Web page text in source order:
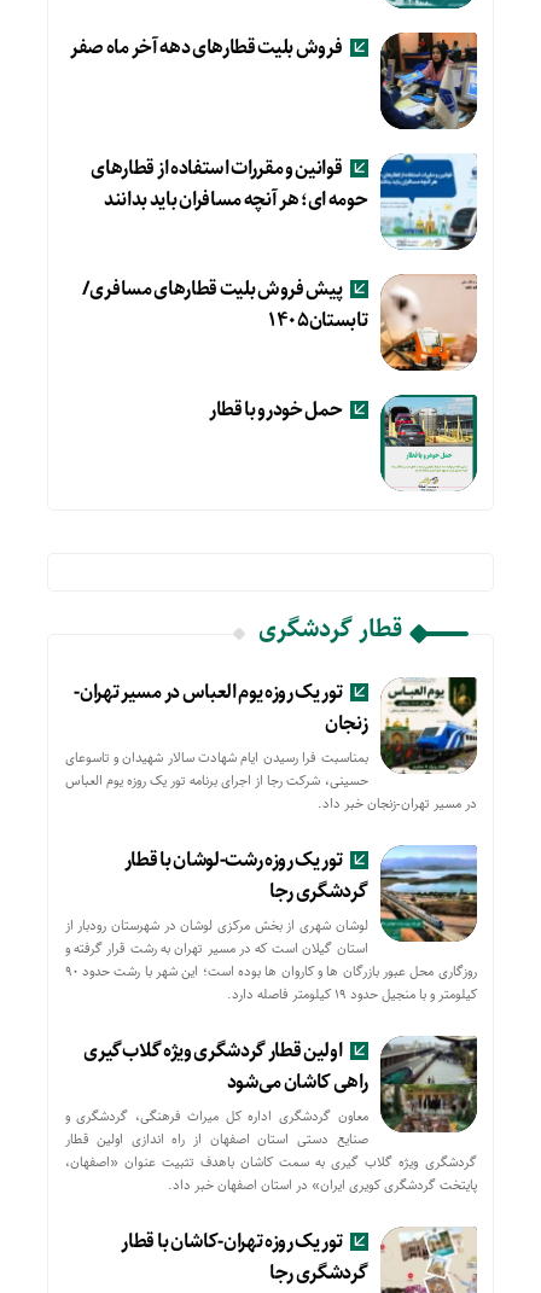
فروش بلیت قطارهای دهه آخر ماه صفر
قوانین و مقررات استفاده از قطارهای
حومه ای؛ هر آنچه مسافران باید بدانند
پیش فروش بلیت قطارهای مسافری/
تابستان۱۴۰۵
حمل خودرو با قطار
قطار گردشگری
تور یک روزه یوم العباس در مسیر تهران-
زنجان
بمناسبت فرا رسیدن ایام شهادت سالار شهیدان و تاسوعای
حسینی، شرکت رجا از اجرای برنامه تور یک روزه یوم العباس
در مسیر تهران-زنجان خبر داد.
تور یک روزه رشت-لوشان با قطار
گردشگری رجا
لوشان شهری از بخش مرکزی لوشان در شهرستان رودبار از
استان گیلان است که در مسیر تهران به رشت قرار گرفته و
روزگاری محل عبور بازرگان ها و کاروان ها بوده است؛ این شهر با رشت حدود ۹۰
کیلومتر و با منجیل حدود ۱۹ کیلومتر فاصله دارد.
اولین قطار گردشگری ویژه گلاب‌گیری
راهی کاشان می‌شود
معاون گردشگری اداره کل میراث فرهنگی، گردشگری و
صنایع دستی استان اصفهان از راه اندازی اولین قطار
گردشگری ویژه گلاب گیری به سمت کاشان باهدف تثبیت عنوان «اصفهان،
پایتخت گردشگری کویری ایران» در استان اصفهان خبر داد.
تور یک روزه تهران-کاشان با قطار
گردشگری رجا